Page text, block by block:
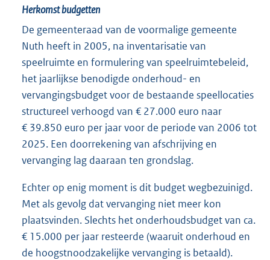
Herkomst budgetten
De gemeenteraad van de voormalige gemeente
Nuth heeft in 2005, na inventarisatie van
speelruimte en formulering van speelruimtebeleid,
het jaarlijkse benodigde onderhoud- en
vervangingsbudget voor de bestaande speellocaties
structureel verhoogd van € 27.000 euro naar
€ 39.850 euro per jaar voor de periode van 2006 tot
2025. Een doorrekening van afschrijving en
vervanging lag daaraan ten grondslag.
Echter op enig moment is dit budget wegbezuinigd.
Met als gevolg dat vervanging niet meer kon
plaatsvinden. Slechts het onderhoudsbudget van ca.
€ 15.000 per jaar resteerde (waaruit onderhoud en
de hoogstnoodzakelijke vervanging is betaald).